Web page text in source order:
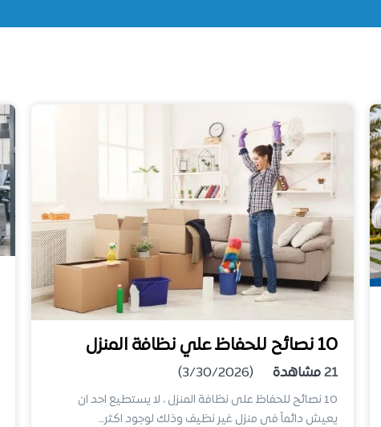
10 نصائح للحفاظ علي نظافة المنزل
21 مشاهدة (3/30/2026)
10 نصائح للحفاظ على نظافة المنزل ، لا يستطيع احد ان
يعيش دائماً فى منزل غير نظيف وذلك لوجود اكثر…